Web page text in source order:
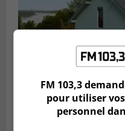
SAINT-HUBERT
Publié le 27 février 2024 à
Carignan a un
FM 103,3
pour utiliser
personnel